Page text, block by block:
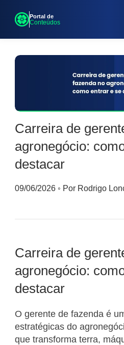
Portal de
Conteúdos
Carreira de
agronegócio:
destacar
09/06/2026 ◦ Por Rodrigo
Carreira de
agronegócio:
destacar
O gerente de fazenda é
estratégicas do
que transforma terra,